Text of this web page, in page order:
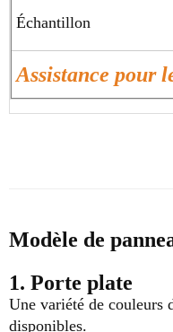
Échantillon
Assistance pour
Modèle de
1. Porte plate
Une variété de couleurs
disponibles.